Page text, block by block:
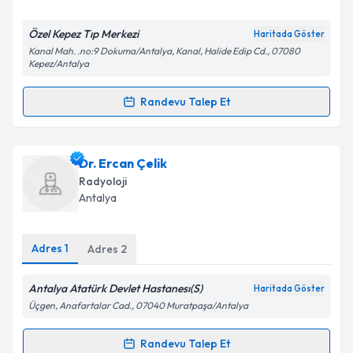
Kişisel verilerimin işlenmesine ilişkin
Metni'ni okudum ve kişisel verilerimin belirtilen
Takvim Talebini Gönder
Özel Kepez Tıp Merkezi Haritada Göster
Kanal Mah. .no:9 Dokuma/Antalya, Kanal, Halide Edip Cd., 07080
Kepez/Antalya
Randevu Talep Et
Randevu Takvimi Talebi
Dr. Ali Rıza Yıldırımiçin randevu takvimi talebi
oluşturun. Size bu uzmandan randevu almanız için bir
takvim hazırlandığında e-posta ile bilgilendireceğiz.
Kişisel verilerimin işlenmesine ilişkin
kapsamda işlenmesini kabul ediyorum.
Dr. Ercan Çelik
Radyoloji
Antalya
Adres 1 Adres 2
Antalya Atatürk Devlet Hastanesı(S) Haritada Göster
Üçgen, Anafartalar Cad., 07040 Muratpaşa/Antalya
Randevu Talep Et